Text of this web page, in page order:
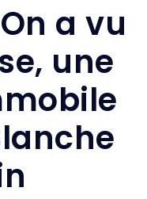
a vu
une